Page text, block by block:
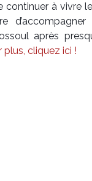
continuer à vivre
après
plus, cliquez ici !